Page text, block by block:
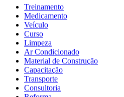
Treinamento
Medicamento
Veículo
Curso
Limpeza
Ar Condicionado
Material de Construção
Capacitação
Transporte
Consultoria